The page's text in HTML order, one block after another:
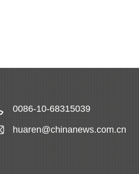
0086-10-68315039
huaren@chinanews.com.cn